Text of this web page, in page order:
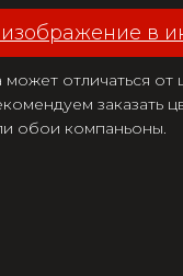
в
отличаться от
заказать
обои компаньоны.